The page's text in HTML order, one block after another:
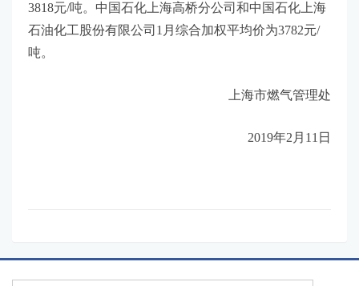
3818元/吨。中国石化上海高桥分公司和中国石化上海
石油化工股份有限公司1月综合加权平均价为3782元/
吨。
上海市燃气管理处
2019年2月11日